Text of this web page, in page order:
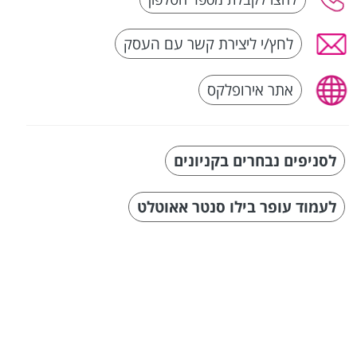
לחץ/י ליצירת קשר עם העסק
אתר אירופלקס
לסניפים נבחרים בקניונים
לעמוד עופר בילו סנטר אאוטלט